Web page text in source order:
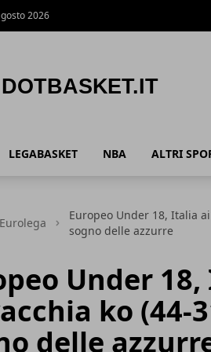
2026
LEGABASKET NBA ALTRI
Eurolega
Europeo Under 18, Italia
sogno delle azzurre
Under
ko (44-
delle